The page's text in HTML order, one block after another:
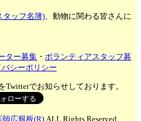
タッフ名簿)、動物に関わる皆さんに
ター募集 ・ボランティアスタッフ募
バシーポリシー
でお知らせしております。
師広報板(R)ALL Rights Reserved